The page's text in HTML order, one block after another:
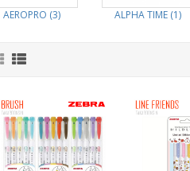
AEROPRO (3) ALPHA TIME (1)